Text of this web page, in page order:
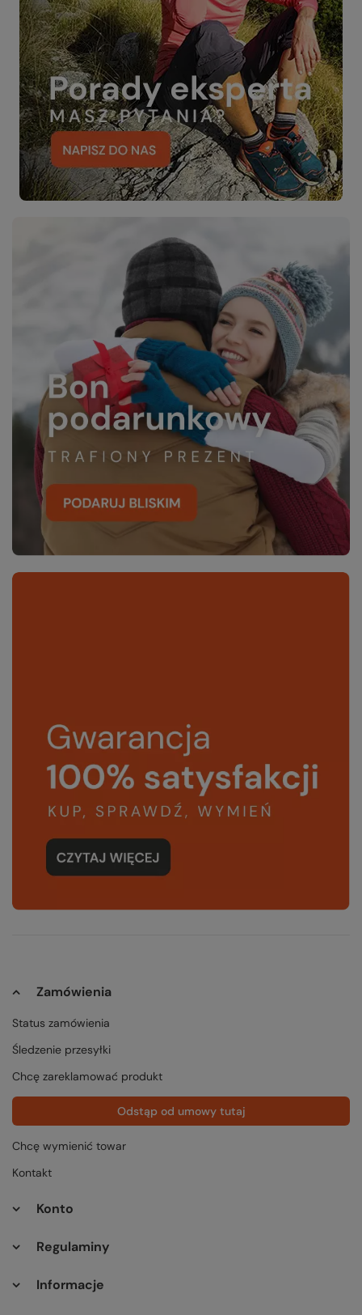
Zamówienia
Status zamówienia
Śledzenie przesyłki
Chcę zareklamować produkt
Odstąp od umowy tutaj
Chcę wymienić towar
Kontakt
Konto
Regulaminy
Informacje